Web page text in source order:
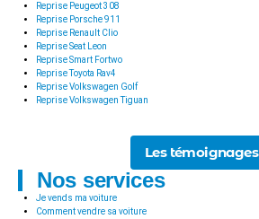
Reprise Peugeot 308
Reprise Porsche 911
Reprise Renault Clio
Reprise Seat Leon
Reprise Smart Fortwo
Reprise Toyota Rav4
Reprise Volkswagen Golf
Reprise Volkswagen Tiguan
Les témoignages
Nos services
Je vends ma voiture
Comment vendre sa voiture